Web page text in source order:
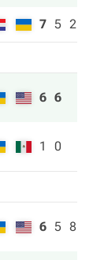
7 5 2
6 6
1 0
6 5 8